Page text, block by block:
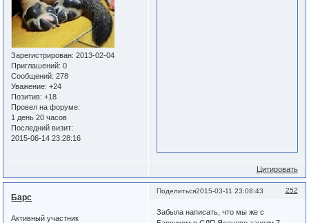
Зарегистрирован: 2013-02-04
Приглашений: 0
Сообщений: 278
Уважение: +24
Позитив: +18
Провел на форуме:
1 день 20 часов
Последний визит:
2015-06-14 23:28:16
Цитировать
Поделиться 252
2015-03-11 23:08:43
Барс
Активный участник
Забыла написать, что мы же с